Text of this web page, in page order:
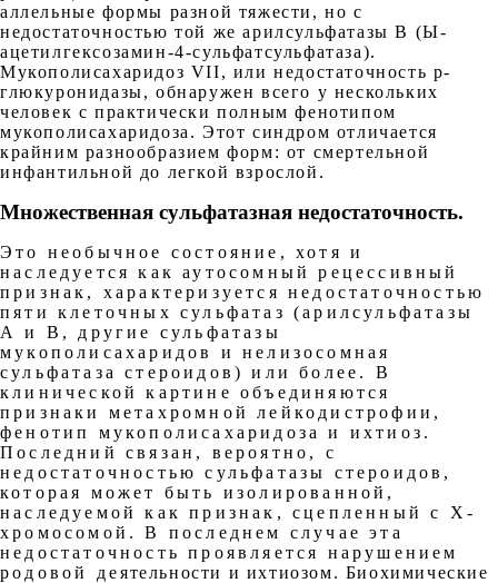
аллельные формы разной тяжести, но с
недостаточностью той же арилсульфатазы В (Ы-
ацетилгексозамин-4-сульфатсульфатаза).
Мукополисахаридоз VII, или недостаточность р-
глюкуронидазы, обнаружен всего у нескольких
человек с практически полным фенотипом
мукополисахаридоза. Этот синдром отличается
крайним разнообразием форм: от смертельной
инфантильной до легкой взрослой.
Множественная сульфатазная недостаточность.
Это необычное состояние, хотя и
наследуется как аутосомный рецессивный
признак, характеризуется недостаточностью
пяти клеточных сульфатаз (арилсульфатазы
А и В, другие сульфатазы
мукополисахаридов и нелизосомная
сульфатаза стероидов) или более. В
клинической картине объединяются
признаки метахромной лейкодистрофии,
фенотип мукополисахаридоза и ихтиоз.
Последний связан, вероятно, с
недостаточностью сульфатазы стероидов,
которая может быть изолированной,
наследуемой как признак, сцепленный с Х-
хромосомой. В последнем случае эта
недостаточность проявляется нарушением
родовой деятельности и ихтиозом. Биохимические